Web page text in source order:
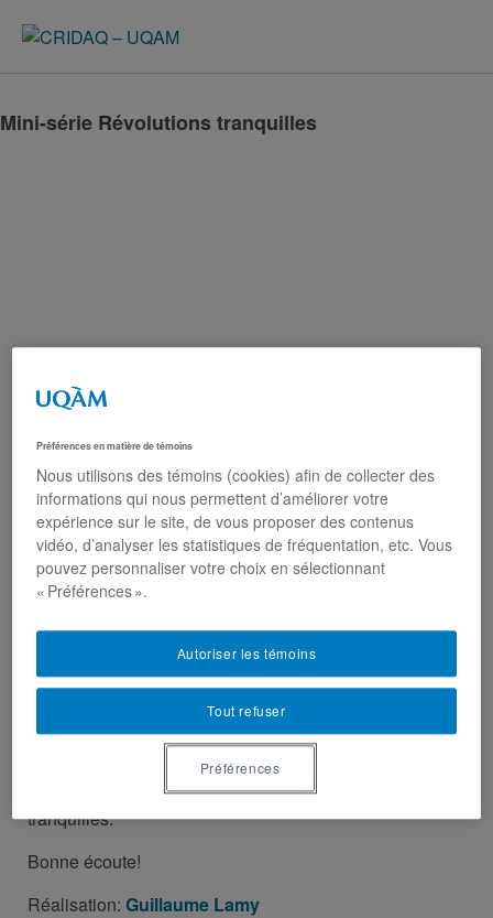
Mini-série Révolutions tranquilles
Mini-série – Les Révolutions
tranquilles au Québec et au
Canada
Pour continuer à nourrir votre curiosité suite au
du même nom, nous vous invitons à visionner cette
mini-série de sept capsules vidéos qui met en valeur
des perspectives larges sur l’histoire des Révolutions
tranquilles.
Bonne écoute!
Réalisation: Guillaume Lamy
Préférences en matière de témoins
Nous utilisons des témoins (cookies) afin de collecter des
informations qui nous permettent d’améliorer votre
expérience sur le site, de vous proposer des contenus
vidéo, d’analyser les statistiques de fréquentation, etc. Vous
pouvez personnaliser votre choix en sélectionnant
« Préférences ».
Tout refuser
Autoriser les témoins
Préférences